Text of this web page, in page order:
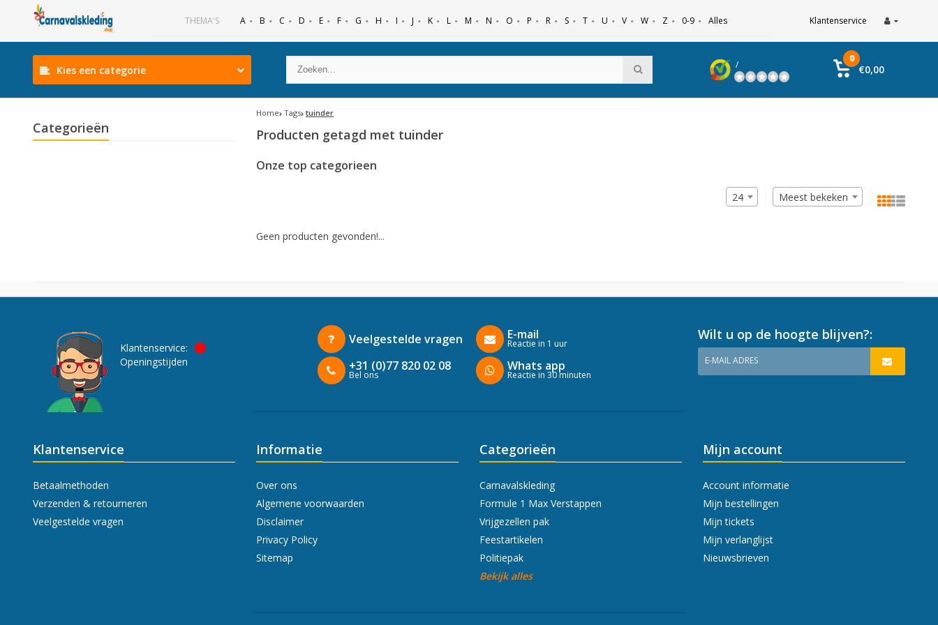
THEMA'S A B C D E F G H I J K L M N O P R S T U V W Z 0-9 Alles Klantenservice
Kies een categorie /
0
€0,00
Categorieën
Home Tags tuinder
Producten getagd met tuinder
Onze top categorieen
Meest bekeken
24
Geen producten gevonden!...
Klantenservice:
Openingstijden
Veelgestelde vragen
+31 (0)77 820 02 08
Bel ons
E-mail
Reactie in 1 uur
Whats app
Reactie in 30 minuten
Wilt u op de hoogte blijven?:
E-MAIL ADRES
Klantenservice
Betaalmethoden
Verzenden & retourneren
Veelgestelde vragen
Informatie
Over ons
Algemene voorwaarden
Disclaimer
Privacy Policy
Sitemap
Categorieën
Carnavalskleding
Formule 1 Max Verstappen
Vrijgezellen pak
Feestartikelen
Politiepak
Bekijk alles
Mijn account
Account informatie
Mijn bestellingen
Mijn tickets
Mijn verlanglijst
Nieuwsbrieven